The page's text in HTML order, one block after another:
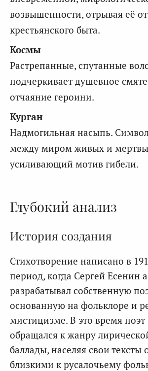
возвышенности, отрывая её от
крестьянского быта.
Космы
Растрепанные, спутанные
подчеркивает душевное
отчаяние героини.
Курган
Надмогильная насыпь.
между миром живых и
усиливающий мотив гибели.
Глубокий анализ
История создания
Стихотворение написано в
период, когда Сергей Есенин
разрабатывал собственную
основанную на фольклоре и
мистицизме. В это время поэт
обращался к жанру
баллады, населяя свои тексты
близкими к русалочьему